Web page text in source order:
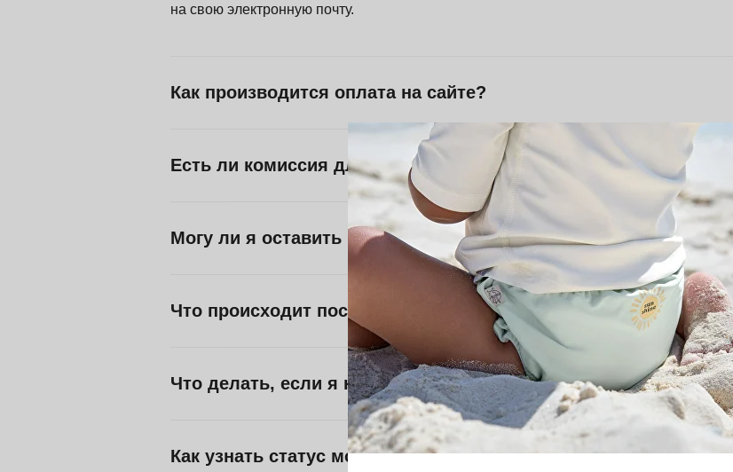
на свою электронную почту.
Как производится оплата на сайте?
Есть ли комиссия для оплаты картой иностранного банка?
Могу ли я оставить комментарий к заказу?
Что происходит после оформления заказа?
Что делать, если я не получил подтверждение заказа по
Как узнать статус моего заказа?